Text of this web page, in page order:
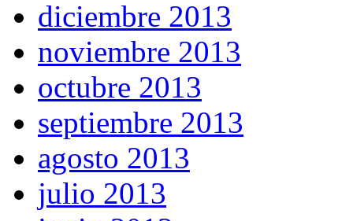
diciembre 2013
noviembre 2013
octubre 2013
septiembre 2013
agosto 2013
julio 2013